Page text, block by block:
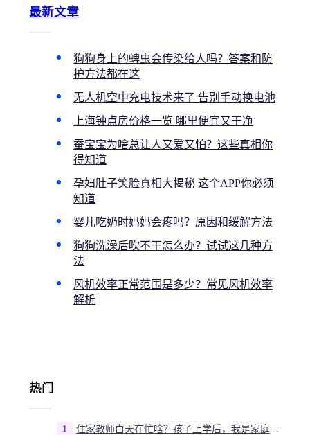
最新文章
狗狗身上的蜱虫会传染给人吗？答案和防
护方法都在这
无人机空中充电技术来了 告别手动换电池
上海钟点房价格一览 哪里便宜又干净
蚕宝宝为啥总让人又爱又怕？这些真相你
得知道
孕妇肚子笑脸真相大揭秘 这个APP你必须
知道
婴儿吃奶时妈妈会疼吗？原因和缓解方法
狗狗洗澡后吹不干怎么办？试试这几种方
法
风机效率正常范围是多少？常见风机效率
解析
热门
1 住家教师白天在忙啥？孩子上学后，我是家庭运营官